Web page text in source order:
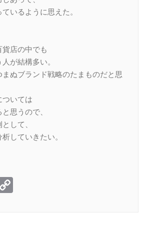
いるように思えた。
店の中でも
が結構多い。
ぬブランド戦略のたまものだと思
ついては
思うので、
して、
していきたい。